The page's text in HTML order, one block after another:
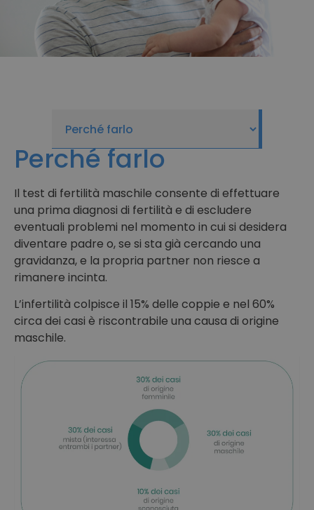
Perché farlo
Il test di fertilità maschile consente di effettuare
una prima diagnosi di fertilità e di escludere
eventuali problemi nel momento in cui si desidera
diventare padre o, se si sta già cercando una
gravidanza, e la propria partner non riesce a
rimanere incinta.
L’infertilità colpisce il 15% delle coppie e nel 60%
circa dei casi è riscontrabile una causa di origine
maschile.